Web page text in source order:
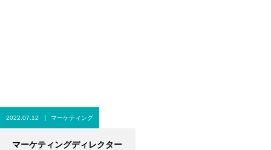
2022.07.12 マーケティング
マーケティングディレクター